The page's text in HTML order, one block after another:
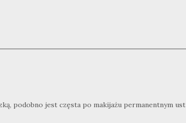
podobno jest częsta po makijażu permanentnym ust